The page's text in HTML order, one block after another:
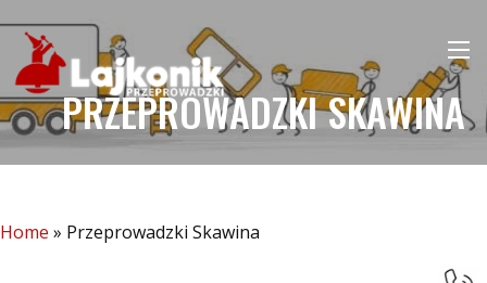
PRZEPROWADZKI SKAWINA
Home » Przeprowadzki Skawina